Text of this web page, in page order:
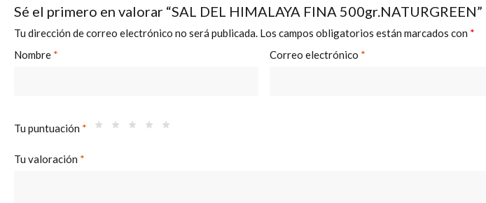
Sé el primero en valorar “SAL DEL HIMALAYA FINA 500gr.NATURGREEN”
Tu dirección de correo electrónico no será publicada. Los campos obligatorios están marcados con *
Nombre * Correo electrónico *
Tu puntuación *
Tu valoración *